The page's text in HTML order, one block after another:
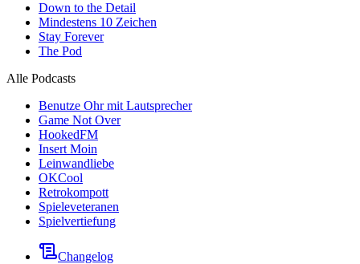
Down to the Detail
Mindestens 10 Zeichen
Stay Forever
The Pod
Alle Podcasts
Benutze Ohr mit Lautsprecher
Game Not Over
HookedFM
Insert Moin
Leinwandliebe
OKCool
Retrokompott
Spieleveteranen
Spielvertiefung
Changelog